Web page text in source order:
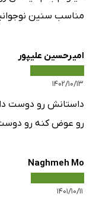
مناسب سنین
امیرحسین علیپور
۱۴۰۲/۱۰/۱۳
داستانش رو دوست
رو عوض کنه رو
Naghmeh Mo
۱۴۰۱/۱۰/۱۱